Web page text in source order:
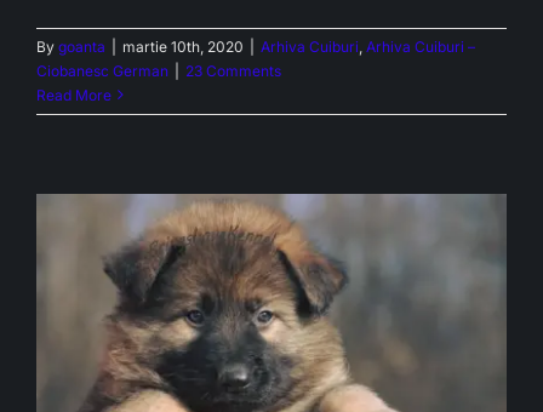
By goanta martie 10th, 2020 Arhiva Cuiburi Arhiva Cuiburi –
Ciobanesc German
23 Comments
Read More